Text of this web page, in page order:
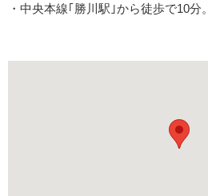
・中央本線｢勝川駅｣から徒歩で10分。